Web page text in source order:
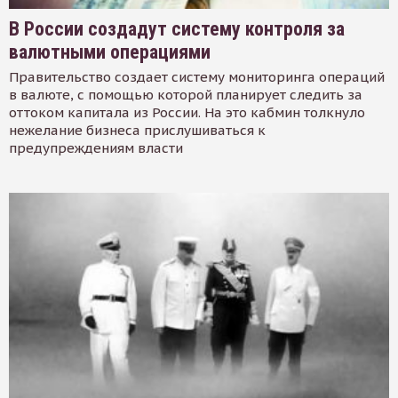
В России создадут систему контроля за
валютными операциями
Правительство создает систему мониторинга операций
в валюте, с помощью которой планирует следить за
оттоком капитала из России. На это кабмин толкнуло
нежелание бизнеса прислушиваться к
предупреждениям власти